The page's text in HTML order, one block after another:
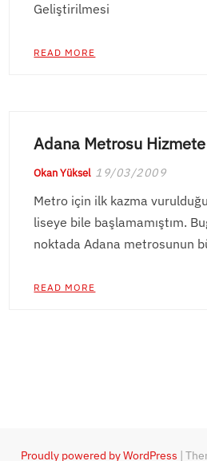
Geliştirilmesi
READ MORE
Adana Metrosu
Okan Yüksel 19/03/2009
Metro için ilk kazma
liseye bile başlamamıştım.
noktada Adana metrosunun
READ MORE
Proudly powered by WordPress |